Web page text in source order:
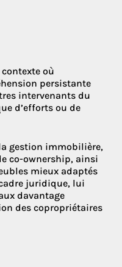
où
persistante
intervenants du
d’efforts ou de
gestion immobilière,
co-ownership, ainsi
mieux adaptés
juridique, lui
davantage
des copropriétaires